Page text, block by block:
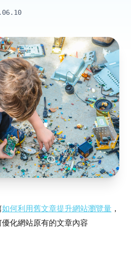
如何利用舊文章提升網站瀏覽量 ，
化網站原有的文章內容